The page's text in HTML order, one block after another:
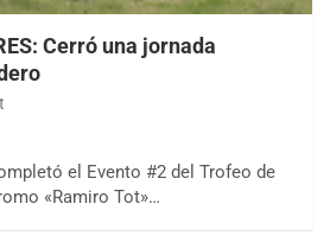
Cerró una jornada
el Evento #2 del Trofeo de
«Ramiro Tot»…